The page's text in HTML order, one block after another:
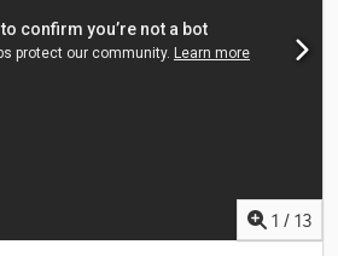
kW (470 ch), couple 2 400 Nm, Euro 6e
avancée au freinage d'urgence
Système de climatisation,
zone centrale, à l'arrière
1 / 13